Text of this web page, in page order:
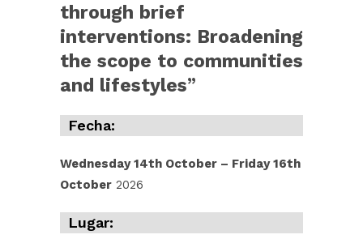
through brief
interventions: Broadening
the scope to communities
and lifestyles”
Fecha:
Wednesday 14th October – Friday 16th
October 2026
Lugar: